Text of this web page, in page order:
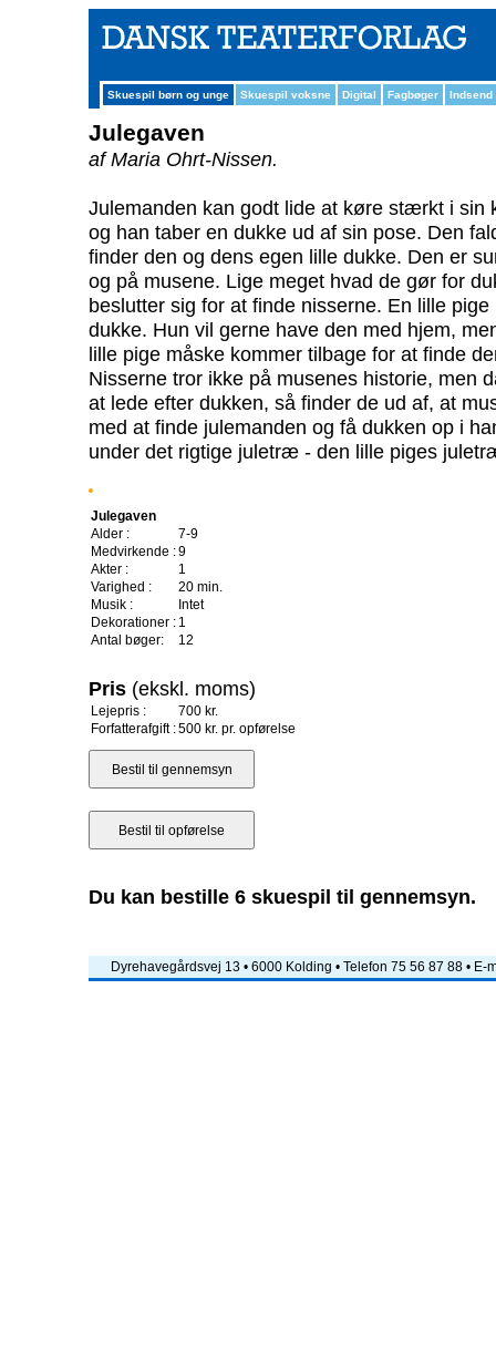
Skuespil børn og unge Skuespil voksne Digital Fagbøger Indsend
Julegaven
af Maria Ohrt-Nissen.
Julemanden kan godt lide at køre stærkt i sin
og han taber en dukke ud af sin pose. Den
finder den og dens egen lille dukke. Den er
og på musene. Lige meget hvad de gør for
beslutter sig for at finde nisserne. En lille
dukke. Hun vil gerne have den med hjem,
lille pige måske kommer tilbage for at finde
Nisserne tror ikke på musenes historie, men
at lede efter dukken, så finder de ud af, at
med at finde julemanden og få dukken op i
under det rigtige juletræ - den lille piges
Julegaven
Alder :
7-9
Medvirkende :9
Akter :
1
Varighed :
20 min.
Musik :
Intet
Dekorationer : 1
Antal bøger:
12
Pris (ekskl. moms)
Lejepris :
700 kr.
Forfatterafgift :500 kr. pr. opførelse
Du kan bestille 6 skuespil til gennemsyn.
Dyrehavegårdsvej 13 • 6000 Kolding • Telefon 75 56 87 88 • E-